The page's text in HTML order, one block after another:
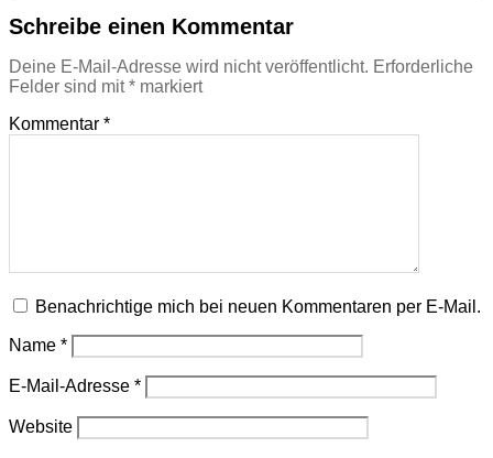
Schreibe einen Kommentar
Deine E-Mail-Adresse wird nicht veröffentlicht. Erforderliche
Felder sind mit* markiert
Kommentar *
Benachrichtige mich bei neuen Kommentaren per E-Mail.
Name *
E-Mail-Adresse *
Website